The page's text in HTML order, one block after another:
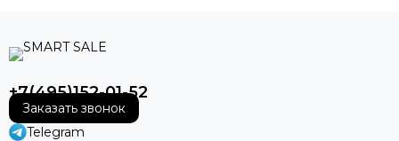
+7(495)152-01-52
Заказать звонок
Telegram